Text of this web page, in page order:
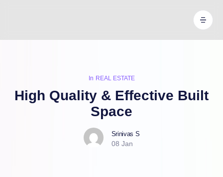
In REAL ESTATE
High Quality & Effective Built
Space
Srinivas S
08 Jan